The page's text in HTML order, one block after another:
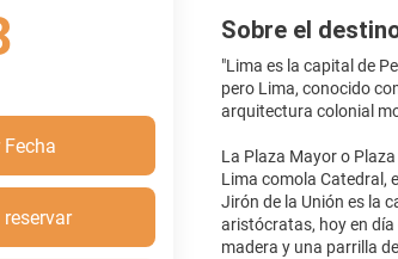
Sobre el
"Lima es la capital de
pero Lima, conocido
arquitectura colonial
La Plaza Mayor o
Lima comola Catedral,
Jirón de la Unión es la
aristócratas, hoy en
madera y una parrilla